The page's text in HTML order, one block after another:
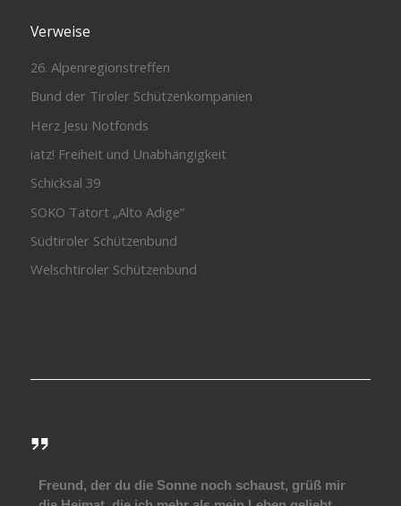
Verweise
26. Alpenregionstreffen
Bund der Tiroler Schützenkompanien
Herz Jesu Notfonds
iatz! Freiheit und Unabhängigkeit
Schicksal 39
SOKO Tatort „Alto Adige“
Südtiroler Schützenbund
Welschtiroler Schützenbund
Freund, der du die Sonne noch schaust, grüß mir